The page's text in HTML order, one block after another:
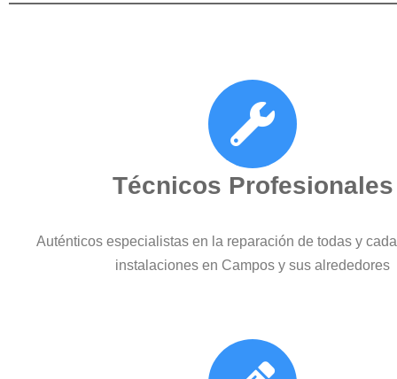
Técnicos Profesionales
Auténticos especialistas en la reparación de todas y
instalaciones en Campos y sus alrededores